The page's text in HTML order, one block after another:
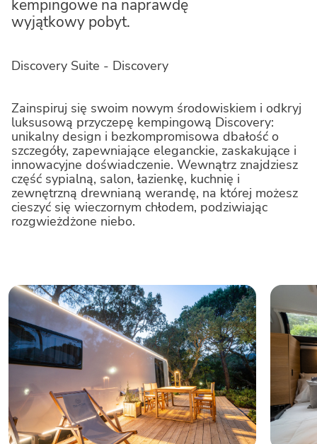
Le Mimose Family Resort
Caldonazzo Family Collection
Rimini Family Resort
Romagna Family Resort
Stella del Mare Family Collection
kempingowe na naprawdę
wyjątkowy pobyt.
Discovery Suite - Discovery
Zainspiruj się swoim nowym środowiskiem i odkryj
luksusową przyczepę kempingową Discovery:
unikalny design i bezkompromisowa dbałość o
szczegóły, zapewniające eleganckie, zaskakujące i
innowacyjne doświadczenie. Wewnątrz znajdziesz
część sypialną, salon, łazienkę, kuchnię i
zewnętrzną drewnianą werandę, na której możesz
cieszyć się wieczornym chłodem, podziwiając
rozgwieżdżone niebo.